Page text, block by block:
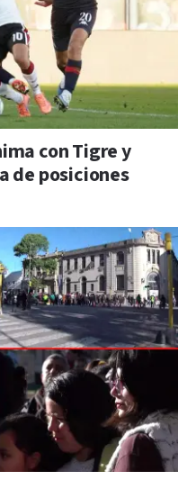
con Tigre y
de posiciones